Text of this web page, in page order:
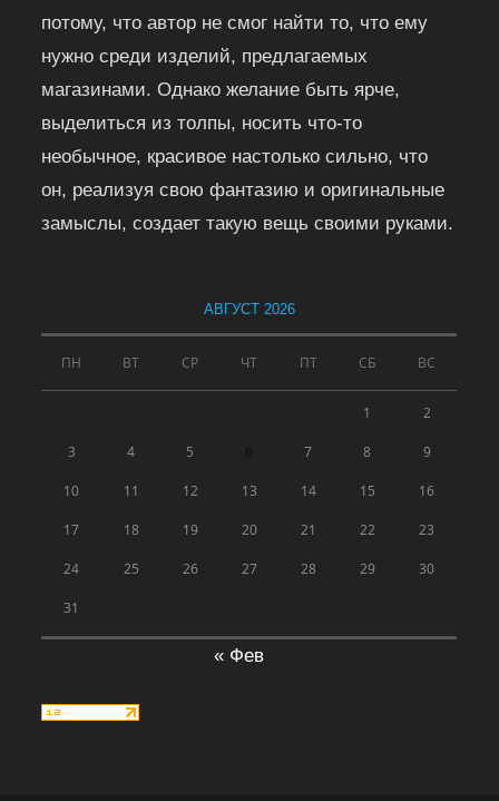
потому, что автор не смог найти то, что ему
нужно среди изделий, предлагаемых
магазинами. Однако желание быть ярче,
выделиться из толпы, носить что-то
необычное, красивое настолько сильно, что
он, реализуя свою фантазию и оригинальные
замыслы, создает такую вещь своими руками.
АВГУСТ 2026
ПН ВТ СР ЧТ ПТ СБ ВС
1 2
3 4 5 7 8 9
10 11 12 13 14 15 16
17 18 19 20 21 22 23
24 25 26 27 28 29 30
31
« Фев